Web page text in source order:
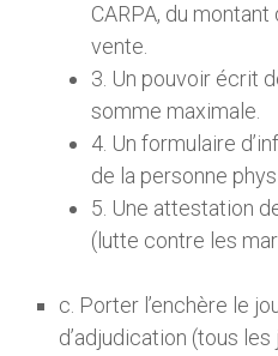
CARPA, du
vente.
3. Un pouvoir écrit
somme maximale.
4. Un formulaire
de la personne
5. Une attestation
(lutte contre les
c. Porter l’enchère le
d’adjudication (tous